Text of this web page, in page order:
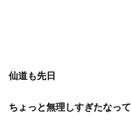
仙道も先日
ちょっと無理しすぎたなって